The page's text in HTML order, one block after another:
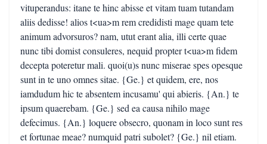
vituperandus: itane te hinc abisse et vitam tuam tutandam
aliis dedisse! alios t<ua>m rem credidisti mage quam tete
animum advorsuros? nam, utut erant alia, illi certe quae
nunc tibi domist consuleres, nequid propter t<ua>m fidem
decepta poteretur mali. quoi(u)s nunc miserae spes opesque
sunt in te uno omnes sitae. {Ge.} et quidem, ere, nos
iamdudum hic te absentem incusamu' qui abieris. {An.} te
ipsum quaerebam. {Ge.} sed ea causa nihilo mage
defecimus. {An.} loquere obsecro, quonam in loco sunt res
et fortunae meae? numquid patri subolet? {Ge.} nil etiam.